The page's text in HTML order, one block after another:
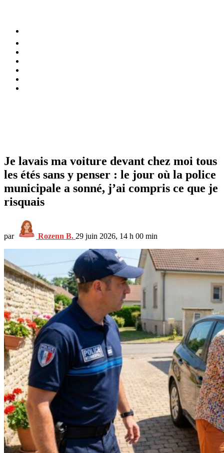
Je lavais ma voiture devant chez moi tous
les étés sans y penser : le jour où la police
municipale a sonné, j’ai compris ce que je
risquais
par Rozenn B. 29 juin 2026, 14 h 00 min